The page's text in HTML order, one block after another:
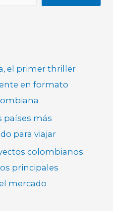
el primer thriller
en formato
países más
para viajar
colombianos
principales
mercado